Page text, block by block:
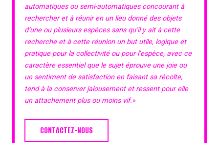
automatiques ou semi-automatiques concourant à
rechercher et à réunir en un lieu donné des objets
d’une ou plusieurs espèces sans qu’il y ait à cette
recherche et à cette réunion un but utile, logique et
pratique pour la collectivité ou pour l’espèce, avec ce
caractère essentiel que le sujet éprouve une joie ou
un sentiment de satisfaction en faisant sa récolte,
tend à la conserver jalousement et ressent pour elle
un attachement plus ou moins vif.»
CONTACTEZ-NOUS